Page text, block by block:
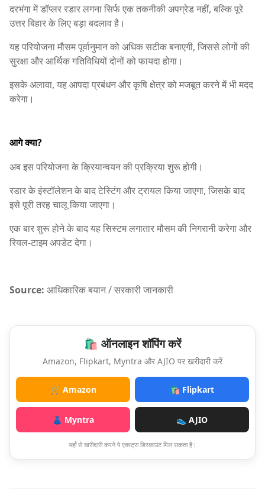
दरभंगा में डॉप्लर रडार लगना सिर्फ एक तकनीकी अपग्रेड नहीं, बल्कि पूरे
उत्तर बिहार के लिए बड़ा बदलाव है।
यह परियोजना मौसम पूर्वानुमान को अधिक सटीक बनाएगी, जिससे लोगों की
सुरक्षा और आर्थिक गतिविधियों दोनों को फायदा होगा।
इसके अलावा, यह आपदा प्रबंधन और कृषि क्षेत्र को मजबूत करने में भी मदद
करेगा।
आगे क्या?
अब इस परियोजना के क्रियान्वयन की प्रक्रिया शुरू होगी।
रडार के इंस्टॉलेशन के बाद टेस्टिंग और ट्रायल किया जाएगा, जिसके बाद
इसे पूरी तरह चालू किया जाएगा।
एक बार शुरू होने के बाद यह सिस्टम लगातार मौसम की निगरानी करेगा और
रियल-टाइम अपडेट देगा।
Source: आधिकारिक बयान / सरकारी जानकारी
🛍️ ऑनलाइन शॉपिंग करें
Amazon, Flipkart, Myntra और AJIO पर खरीदारी करें
🛒 Amazon 🛍️ Flipkart
👗 Myntra 👟 AJIO
यहाँ से खरीदारी करने पे एक्स्ट्रा डिस्काउंट मिल सकता है।